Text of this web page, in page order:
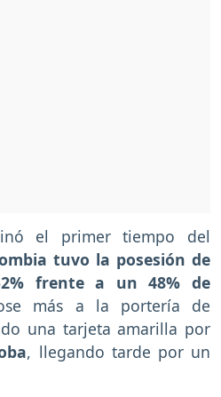
el primer tiempo del
tuvo la posesión de
frente a un 48% de
más a la portería de
una tarjeta amarilla por
, llegando tarde por un